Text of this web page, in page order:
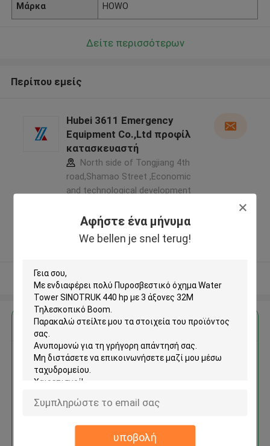
Αφήστε ένα μήνυμα
We bellen je snel terug!
υποβολή
Μάρκα HOWO
Δείτε περισσότερων
Περίπου εμείς
Hubei 3611 Emergency
Equipment Co.,Ltd προφίλ
κατασκευαστή
North side of Tongjiang 4th
road,Shamao Street ,Economic
and technological development
city,Hubei province,China ,Κίνα
Ελεγχμένος προμηθευτής
Αποκτήστε την καλύτερη τιμή για
Πυροσβεστικό όχημα Water
Boom